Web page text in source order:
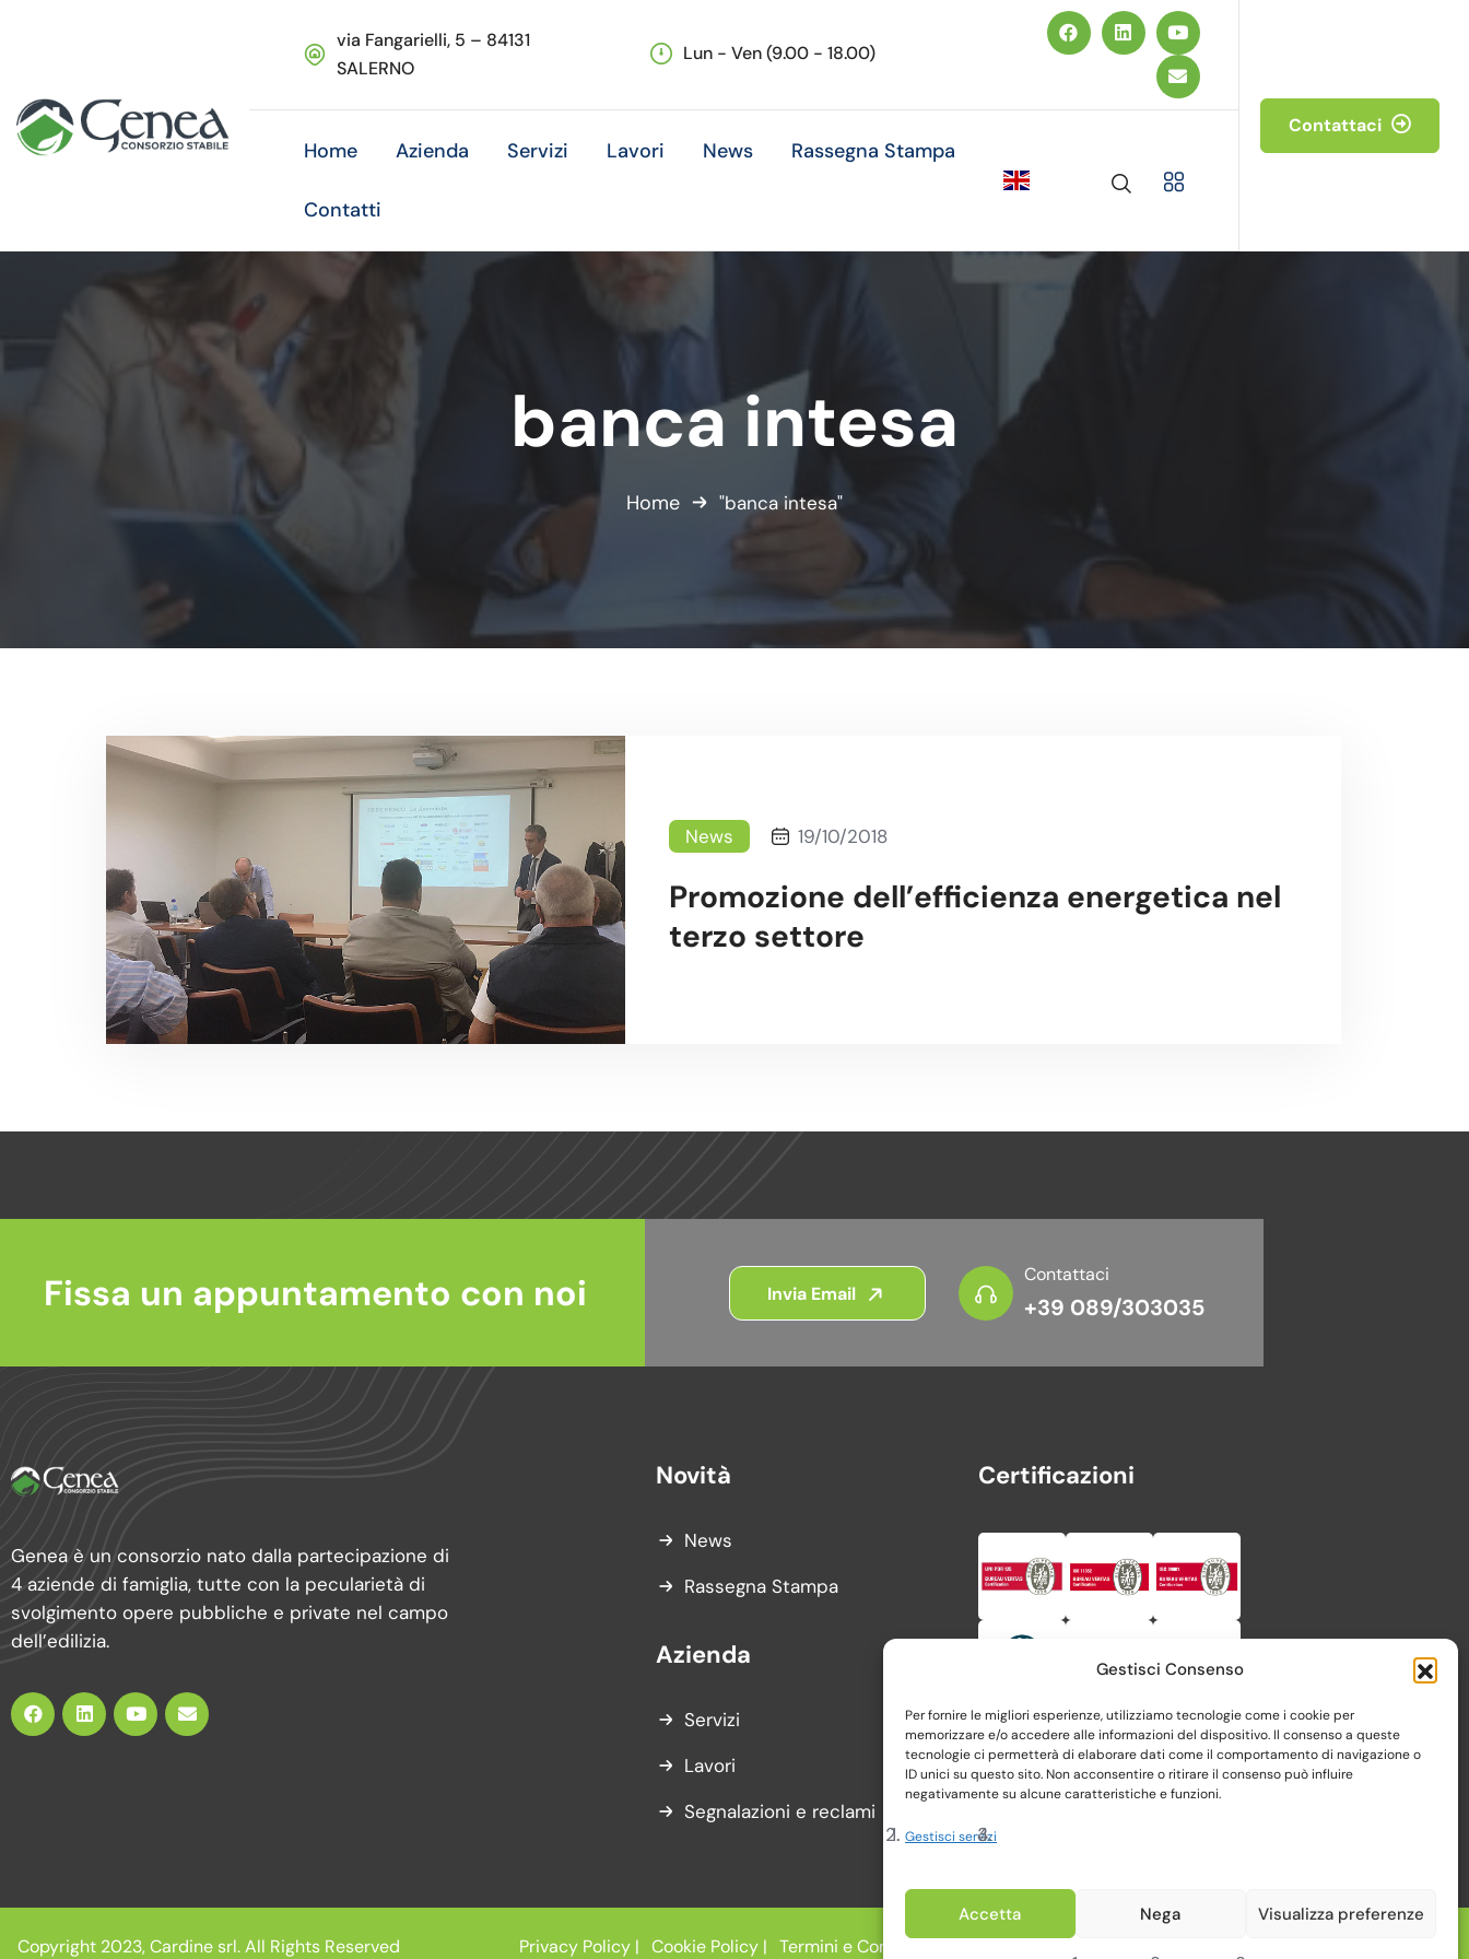
Gestisci Consenso
Per fornire le migliori esperienze, utilizziamo tecnologie come i cookie per
memorizzare e/o accedere alle informazioni del dispositivo. Il consenso a queste
tecnologie ci permetterà di elaborare dati come il comportamento di navigazione o
ID unici su questo sito. Non acconsentire o ritirare il consenso può influire
negativamente su alcune caratteristiche e funzioni.
Gestisci servizi
Accetta Nega Visualizza preferenze
via Fangarielli, 5 – 84131
SALERNO
Lun - Ven (9.00 - 18.00)
Home Azienda Servizi Lavori News Rassegna Stampa
Contatti
Contattaci
banca intesa
Home "banca intesa"
News 19/10/2018
Promozione dell’efficienza energetica nel
terzo settore
Fissa un appuntamento con noi Invia Email
Contattaci
+39 089/303035
Genea è un consorzio nato dalla partecipazione di
4 aziende di famiglia, tutte con la pecularietà di
svolgimento opere pubbliche e private nel campo
dell’edilizia.
Novità
News
Rassegna Stampa
Azienda
Servizi
Lavori
Segnalazioni e reclami
Certificazioni
Copyright 2023, Cardine srl. All Rights Reserved Privacy Policy | Cookie Policy | Termini e Condizioni